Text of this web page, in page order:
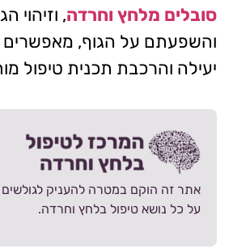
סובלים מלחץ וחרדה, וזיהוי
והשפעתם על הגוף, מאפשרים
יעילה והרכבת תכנית טיפול
אתר זה הוקם במטרה להעניק לגולשים
על כל נושא טיפול בלחץ וחרדה.